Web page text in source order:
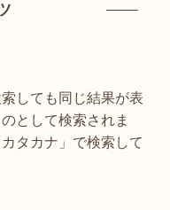
しても同じ結果が表
として検索されま
タカナ」で検索して